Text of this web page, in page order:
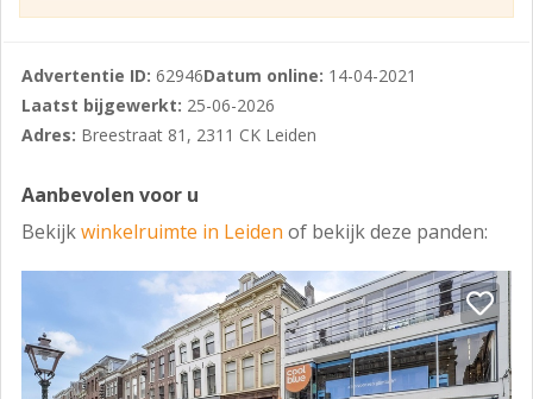
Betaald parkeren op openbaar terrein in de directe
OPLEVERINGSNIVEAU
In huidige staat, waarbij door verhuurder een nieuwe
HUURPRIJS
€100.000 per jaar
OMZETBELASTING
Verhuurder wenst te opteren voor een met BTW
belaste verhuur.
Advertentie ID: 62946Datum online: 14-04-2021
Laatst bijgewerkt: 25-06-2026
Adres: Breestraat 81, 2311 CK Leiden
Aanbevolen voor u
Bekijkwinkelruimte in Leiden of bekijk deze panden: